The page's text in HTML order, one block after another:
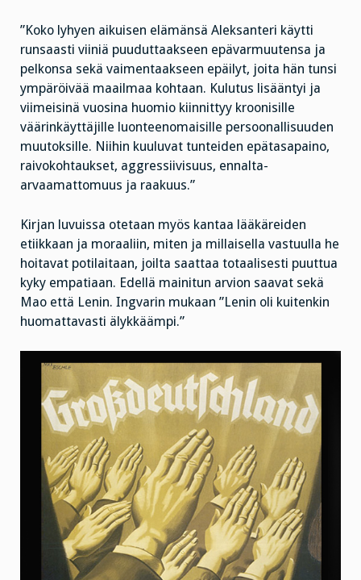
”Koko lyhyen aikuisen elämänsä Aleksanteri käytti
runsaasti viiniä puuduttaakseen epävarmuutensa ja
pelkonsa sekä vaimentaakseen epäilyt, joita hän tunsi
ympäröivää maailmaa kohtaan. Kulutus lisääntyi ja
viimeisinä vuosina huomio kiinnittyy kroonisille
väärinkäyttäjille luonteenomaisille persoonallisuuden
muutoksille. Niihin kuuluvat tunteiden epätasapaino,
raivokohtaukset, aggressiivisuus, ennalta-
arvaamattomuus ja raakuus.”
Kirjan luvuissa otetaan myös kantaa lääkäreiden
etiikkaan ja moraaliin, miten ja millaisella vastuulla he
hoitavat potilaitaan, joilta saattaa totaalisesti puuttua
kyky empatiaan. Edellä mainitun arvion saavat sekä
Mao että Lenin. Ingvarin mukaan ”Lenin oli kuitenkin
huomattavasti älykkäämpi.”